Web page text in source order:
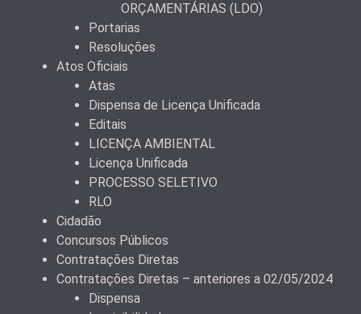
ORÇAMENTÁRIAS (LDO)
Portarias
Resoluções
Atos Oficiais
Atas
Dispensa de Licença Unificada
Editais
LICENÇA AMBIENTAL
Licença Unificada
PROCESSO SELETIVO
RLO
Cidadão
Concursos Públicos
Contratações Diretas
Contratações Diretas – anteriores a 02/05/2024
Dispensa